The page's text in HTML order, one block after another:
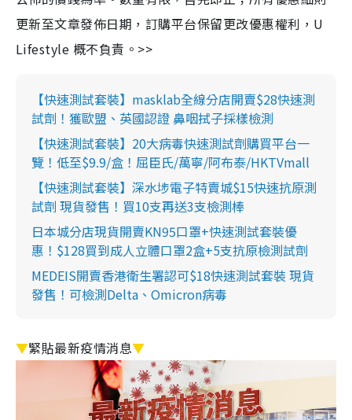
更新至文章發佈日期，訂購平台保留更改優惠權利，U
Lifestyle 概不負責。>>
【快速測試套裝】masklab全線分店開賣$28快速測
試劑！獲歐盟、英國認證 鼻咽拭子採樣檢測
【快速測試套裝】20大病毒快速測試劑購買平台一
覽！低至$9.9/盒！屈臣氏/萬寧/阿布泰/HKTVmall
【快速測試套裝】深水埗電子特賣城$15快速抗原測
試劑 現貨發售！買10支再送3支檢測棒
日本城分店現貨開賣KN95口罩+快速測試套裝優
惠！$128買到成人立體口罩2盒+5支抗原檢測試劑
MEDEIS開賣香港衛生署認可$18快速測試套裝 現貨
發售！可檢測Delta、Omicron病毒
▼緊貼最新疫情消息▼